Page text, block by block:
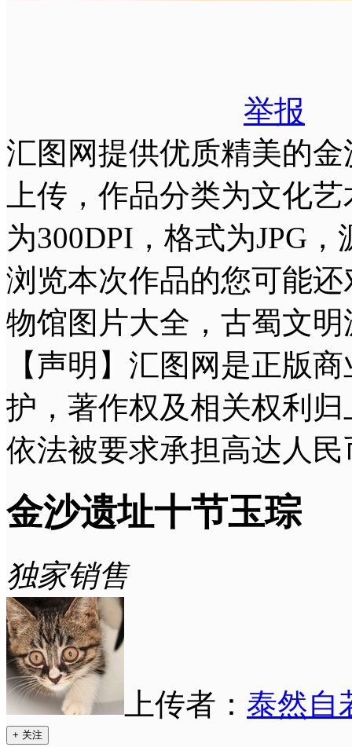
举报
汇图网提供优质精美的
上传，作品分类为文化
为300DPI，格式为JPG
浏览本次作品的您可能
物馆图片大全，古蜀文
【声明】汇图网是正版
护，著作权及相关权利
依法被要求承担高达人
金沙遗址十节玉琮
独家销售
上传者： 泰然自
+ 关注